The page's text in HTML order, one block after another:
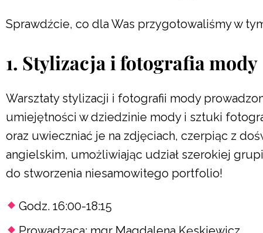
Sprawdźcie, co dla Was przygotowaliśmy w
1. Stylizacja i fotografia mody
Warsztaty stylizacji i fotografii mody
umiejętności w dziedzinie mody i sztuki
oraz uwieczniać je na zdjęciach, czerpiąc z
angielskim, umożliwiając udział szerokiej
do stworzenia niesamowitego portfolio!
Godz. 16:00-18:15